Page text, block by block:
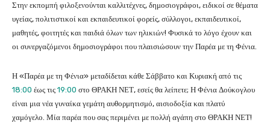
Στην εκπομπή φιλοξενούνται καλλιτέχνες, δημοσιογράφοι, ειδικοί σε θέματα
υγείας, πολιτιστικοί και εκπαιδευτικοί φορείς, σύλλογοι, εκπαιδευτικοί,
μαθητές, φοιτητές και παιδιά όλων των ηλικιών! Φυσικά το λόγο έχουν και
οι συνεργαζόμενοι δημοσιογράφοι που πλαισιώσουν την Παρέα με τη Φένια.
Η «Παρέα με τη Φένια» μεταδίδεται κάθε Σάββατο και Κυριακή από τις
18:00 έως τις 19:00 στο ΘΡΑΚΗ ΝΕΤ, εσείς θα λείπετε; Η Φένια Δούκογλου
είναι μια νέα γυναίκα γεμάτη αυθορμητισμό, αισιοδοξία και πλατύ
χαμόγελο. Μία παρέα που σας περιμένει με πολλή αγάπη στο ΘΡΑΚΗ ΝΕΤ!